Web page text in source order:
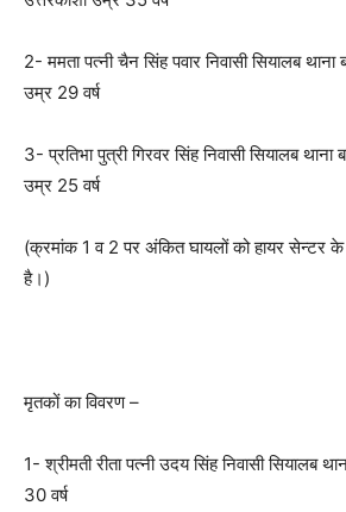
2- ममता पत्नी चैन सिंह पवार निवासी सियालब
उम्र 29 वर्ष
3- प्रतिभा पुत्री गिरवर सिंह निवासी सियालब
उम्र 25 वर्ष
(क्रमांक 1 व 2 पर अंकित घायलों को हायर सेन्टर के
है।)
मृतकों का विवरण –
1- श्रीमती रीता पत्नी उदय सिंह निवासी सियालब
30 वर्ष